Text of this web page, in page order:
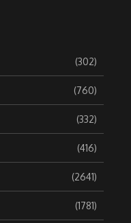
(302)
(760)
(332)
(416)
(2641)
(1781)